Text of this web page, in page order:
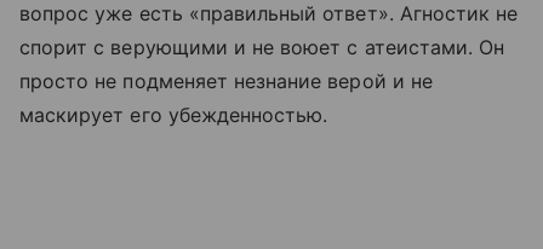
вопрос уже есть «правильный ответ». Агностик не
спорит с верующими и не воюет с атеистами. Он
просто не подменяет незнание верой и не
маскирует его убежденностью.